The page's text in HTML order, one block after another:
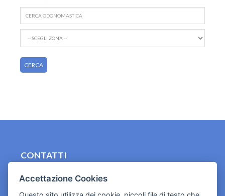
CONTATTI
Cookies e informativa privacy
Accettazione Cookies